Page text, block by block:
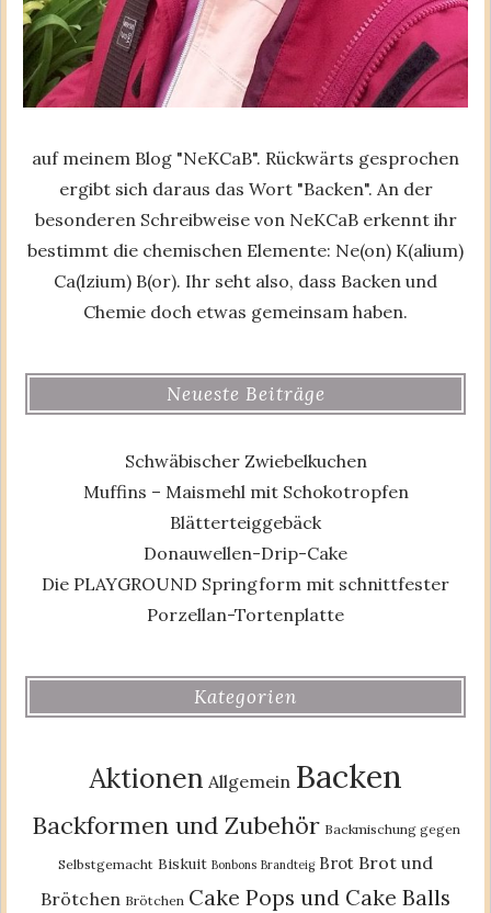
auf meinem Blog "NeKCaB". Rückwärts gesprochen
ergibt sich daraus das Wort "Backen". An der
besonderen Schreibweise von NeKCaB erkennt ihr
bestimmt die chemischen Elemente: Ne(on) K(alium)
Ca(lzium) B(or). Ihr seht also, dass Backen und
Chemie doch etwas gemeinsam haben.
Neueste Beiträge
Schwäbischer Zwiebelkuchen
Muffins – Maismehl mit Schokotropfen
Blätterteiggebäck
Donauwellen-Drip-Cake
Die PLAYGROUND Springform mit schnittfester
Porzellan-Tortenplatte
Kategorien
Aktionen Allgemein Backen
Backformen und Zubehör Backmischung gegen
Selbstgemacht Biskuit Bonbons Brandteig Brot Brot und
Brötchen Brötchen Cake Pops und Cake Balls